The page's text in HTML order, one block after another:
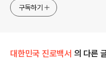
고픈 커리어코치, 유튜브: 정교수의
구독하기
대한민국 진로백서 의 다른